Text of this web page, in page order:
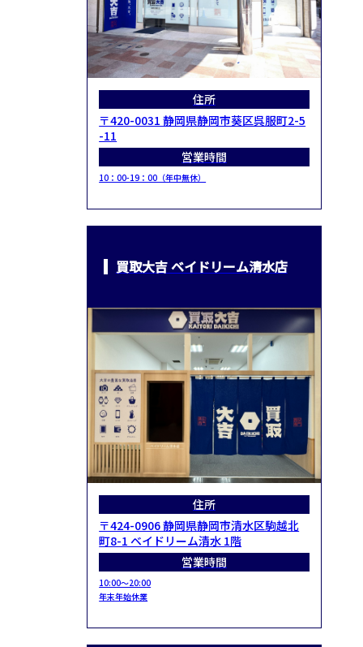
住所
〒420-0031 静岡県静岡市葵区呉服町2-5
-11
営業時間
10：00-19：00（年中無休）
買取大吉 ベイドリーム清水店
住所
〒424-0906 静岡県静岡市清水区駒越北
町8-1 ベイドリーム清水 1階
営業時間
10:00～20:00
年末年始休業